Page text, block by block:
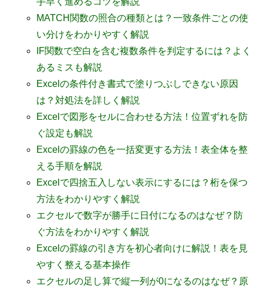
MATCH関数の照合の種類とは？一致条件ごとの使
い分けをわかりやすく解説
IF関数で空白を含む複数条件を判定するには？よく
あるミスも解説
Excelの条件付き書式で塗りつぶしできない原因
は？対処法を詳しく解説
Excelで図形をセルに合わせる方法！位置ずれを防
ぐ設定も解説
Excelの罫線の色を一括変更する方法！表全体を整
える手順を解説
Excelで四捨五入しない表示にするには？桁を保つ
方法をわかりやすく解説
エクセルで数字が勝手に日付になるのはなぜ？防
ぐ方法をわかりやすく解説
Excelの罫線の引き方を初心者向けに解説！表を見
やすく整える基本操作
エクセルの足し算で縦一列が0になるのはなぜ？原